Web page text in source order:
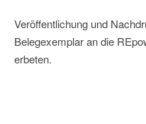
Veröffentlichung und
Belegexemplar an die
erbeten.